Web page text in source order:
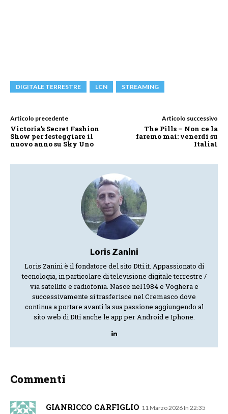
DIGITALE TERRESTRE LCN STREAMING
Articolo precedente
Victoria’s Secret Fashion
Show per festeggiare il
nuovo anno su Sky Uno
Articolo successivo
The Pills – Non ce la
faremo mai: venerdì su
Italia1
Loris Zanini
Loris Zanini è il fondatore del sito Dtti.it. Appassionato di
tecnologia, in particolare di televisione digitale terrestre /
via satellite e radiofonia. Nasce nel 1984 e Voghera e
successivamente si trasferisce nel Cremasco dove
continua a portare avanti la sua passione aggiungendo al
sito web di Dtti anche le app per Android e Iphone.
Commenti
GIANRICCO CARFIGLIO 11 Marzo 2026 In 22:35